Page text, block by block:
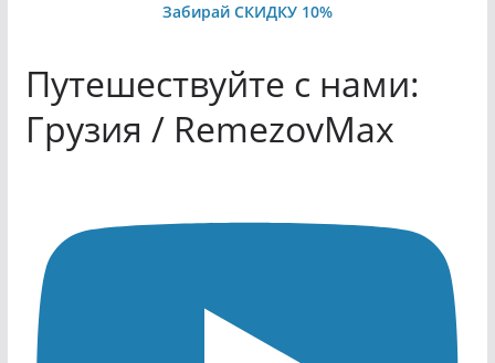
Забирай СКИДКУ 10%
Путешествуйте с нами:
Грузия / RemezovMax